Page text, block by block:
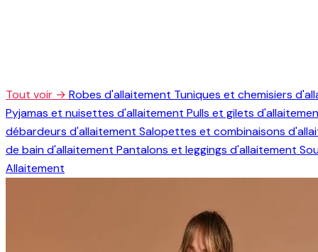
Tout voir → Robes d'allaitement Tuniques et chemisiers
Pyjamas et nuisettes d'allaitement Pulls et gilets
débardeurs d'allaitement Salopettes et combinaisons
de bain d'allaitement Pantalons et leggings d'allaitement
Allaitement